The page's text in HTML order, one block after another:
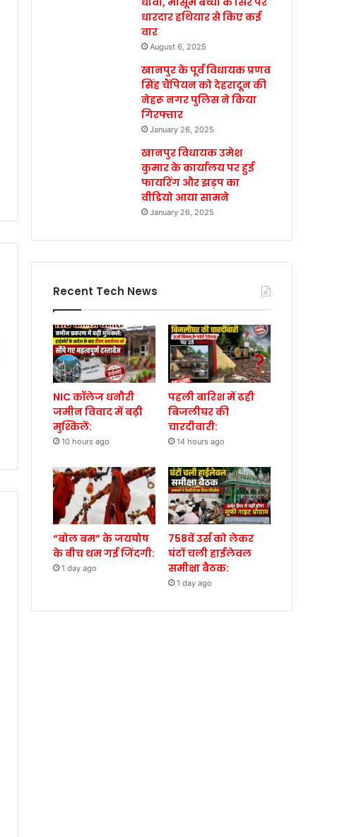
धारदार हथियार से किए कई
वार
August 6, 2025
खानपुर के पूर्व विधायक प्रणव
सिंह चैंपियन को देहरादून की
नेहरू नगर पुलिस ने किया
गिरफ्तार
January 26, 2025
खानपुर विधायक उमेश
कुमार के कार्यालय पर हुई
फायरिंग और झड़प का
वीडियो आया सामने
January 26, 2025
Recent Tech News
NIC कॉलेज धनौरी
जमीन विवाद में बढ़ी
मुश्किलें:
10 hours ago
पहली बारिश में ढही
बिजलीघर की
चारदीवारी:
14 hours ago
“बोल बम” के जयघोष
के बीच थम गई जिंदगी:
1 day ago
758वें उर्स को लेकर
घंटों चली हाईलेवल
समीक्षा बैठक:
1 day ago